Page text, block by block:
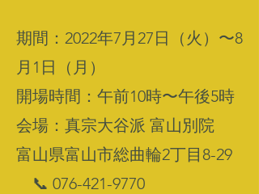
期間：2022年7月27日（火 ）〜8
月1日（月）
開場時間：午前10時〜午後5時
会場： 真宗大谷派 富山別院
富山県富山市総曲輪2丁目8-29
📞 076-421-9770